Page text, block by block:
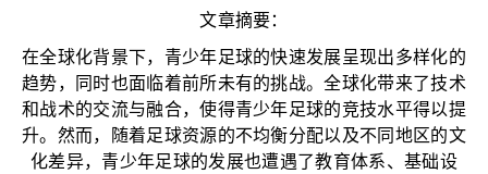
文章摘要：
在全球化背景下，青少年足球的快速发展呈现出多样化的
趋势，同时也面临着前所未有的挑战。全球化带来了技术
和战术的交流与融合，使得青少年足球的竞技水平得以提
升。然而，随着足球资源的不均衡分配以及不同地区的文
化差异，青少年足球的发展也遭遇了教育体系、基础设